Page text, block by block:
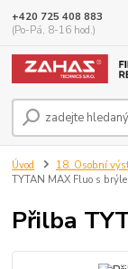
+420 725 408 883
(Po-Pá, 8-16 hod.)
Úvod 18. Osobní
TYTAN MAX Fluo s
Přilba